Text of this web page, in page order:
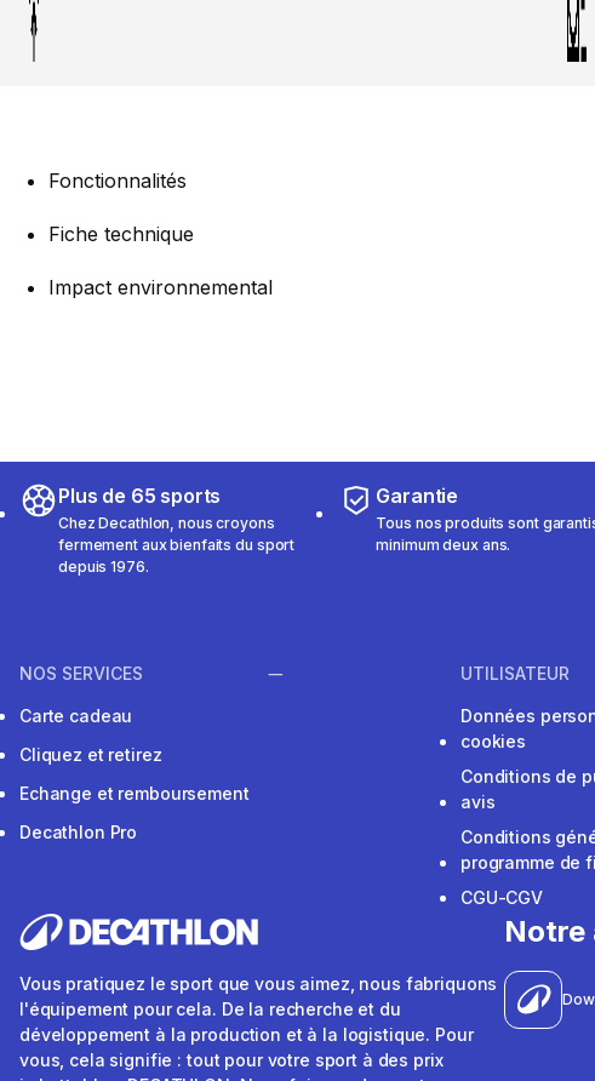
Fonctionnalités
Fiche technique
Impact environnemental
Plus de 65 sports
Chez Decathlon, nous croyons
fermement aux bienfaits du sport
depuis 1976.
Garantie
Tous nos produits sont
minimum deux ans.
NOS SERVICES
Carte cadeau
Cliquez et retirez
Echange et remboursement
Decathlon Pro
UTILISATEUR
Données
cookies
Conditions de
avis
Conditions
programme de
CGU-CGV
Vous pratiquez le sport que vous aimez, nous fabriquons
l'équipement pour cela. De la recherche et du
développement à la production et à la logistique. Pour
vous, cela signifie : tout pour votre sport à des prix
Notre